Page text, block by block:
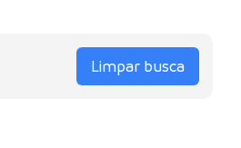
Limpar busca